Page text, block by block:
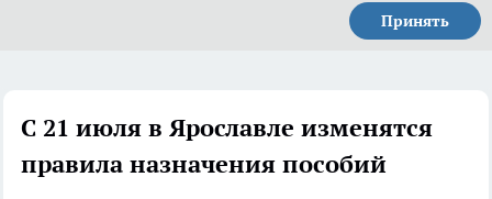
Принять
С 21 июля в Ярославле изменятся
правила назначения пособий